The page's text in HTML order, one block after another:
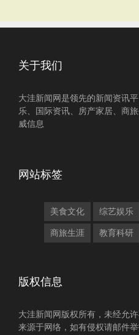
关于我们
大洼新闻网是领先的新闻资讯
乐、国际资讯、房产家居、商
威信息
网站标签
美食文化 综艺娱乐
商旅生涯 教育科研
版权信息
大洼新闻网版权所有，未经允
来源于网络，如有侵权请邮件举